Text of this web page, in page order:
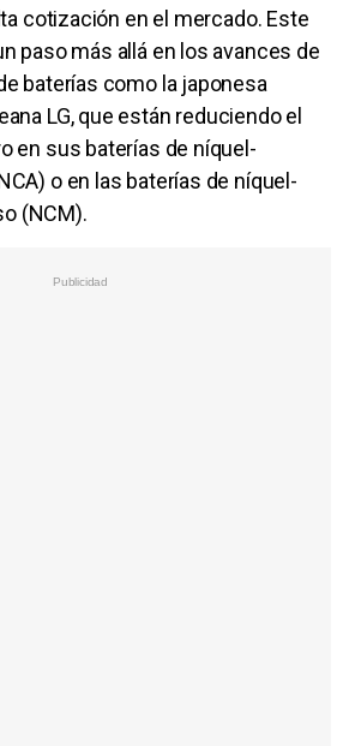
cotización en el mercado. Este
paso más allá en los avances de
baterías como la japonesa
LG, que están reduciendo el
en sus baterías de níquel-
o en las baterías de níquel-
(NCM).